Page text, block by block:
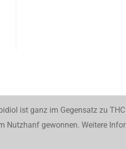
ist ganz im Gegensatz zu
Nutzhanf gewonnen. Weitere